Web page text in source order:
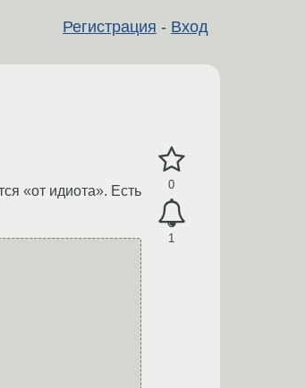
Регистрация - Вход
0
1
«от идиота». Есть